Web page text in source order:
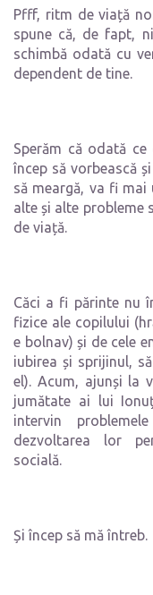
Pfff, ritm de viață
spune că, de fapt,
schimbă odată cu
dependent de tine.
Sperăm că odată ce
încep să vorbească
să meargă, va fi mai
alte și alte probleme
de viață.
Căci a fi părinte nu
fizice ale copilului
e bolnav) și de cele
iubirea și sprijinul,
el). Acum, ajunși la
jumătate ai lui
intervin
dezvoltarea lor
socială.
Și încep să mă întreb.